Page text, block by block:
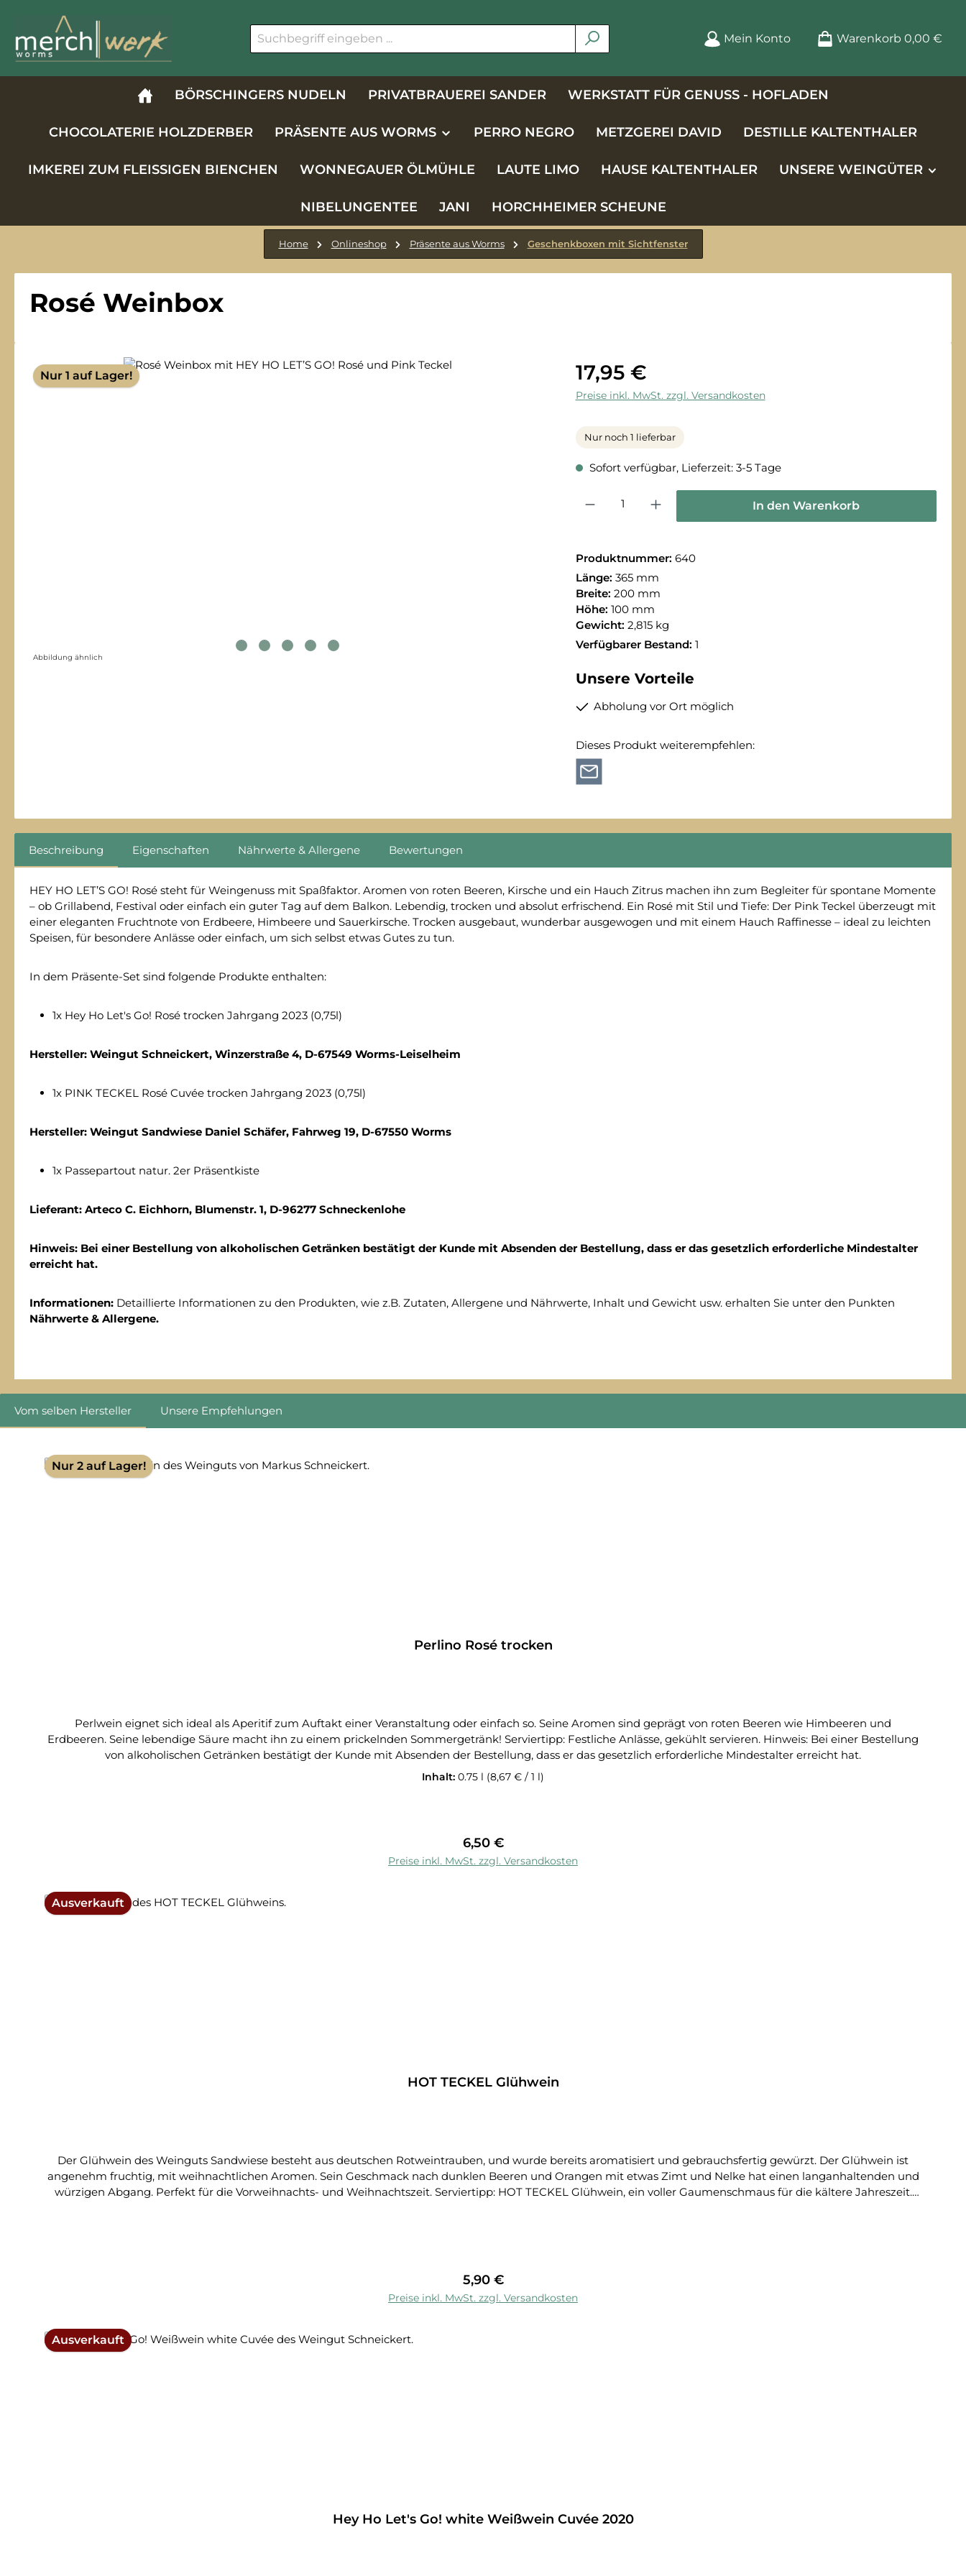
Hauptinhalt springen
Zur Suche springen
Zur Hauptnavigation springen
Mein Konto
Warenkorb 0,00 €
BÖRSCHINGERS NUDELN PRIVATBRAUEREI SANDER WERKSTATT FÜR GENUSS - HOFLADEN
CHOCOLATERIE HOLZDERBER PRÄSENTE AUS WORMS PERRO NEGRO METZGEREI DAVID DESTILLE KALTENTHALER
IMKEREI ZUM FLEISSIGEN BIENCHEN WONNEGAUER ÖLMÜHLE LAUTE LIMO HAUSE KALTENTHALER UNSERE WEINGÜTER
NIBELUNGENTEE JANI HORCHHEIMER SCHEUNE
Home Onlineshop Präsente aus Worms Geschenkboxen mit Sichtfenster
Rosé Weinbox
Bildergalerie überspringen
Nur 1 auf Lager!
Abbildung ähnlich
17,95 €
Preise inkl. MwSt. zzgl. Versandkosten
Nur noch 1 lieferbar
Sofort verfügbar, Lieferzeit: 3-5 Tage
In den Warenkorb
Produktnummer: 640
Länge: 365 mm
Breite: 200 mm
Höhe: 100 mm
Gewicht: 2,815 kg
Verfügbarer Bestand: 1
Unsere Vorteile
Abholung vor Ort möglich
Dieses Produkt weiterempfehlen:
Beschreibung Eigenschaften Nährwerte & Allergene Bewertungen
HEY HO LET’S GO! Rosé steht für Weingenuss mit Spaßfaktor. Aromen von roten Beeren, Kirsche und ein Hauch Zitrus machen ihn zum Begleiter für spontane Momente
– ob Grillabend, Festival oder einfach ein guter Tag auf dem Balkon. Lebendig, trocken und absolut erfrischend. Ein Rosé mit Stil und Tiefe: Der Pink Teckel überzeugt mit
einer eleganten Fruchtnote von Erdbeere, Himbeere und Sauerkirsche. Trocken ausgebaut, wunderbar ausgewogen und mit einem Hauch Raffinesse – ideal zu leichten
Speisen, für besondere Anlässe oder einfach, um sich selbst etwas Gutes zu tun.
In dem Präsente-Set sind folgende Produkte enthalten:
1x Hey Ho Let's Go! Rosé trocken Jahrgang 2023 (0,75l)
Hersteller: Weingut Schneickert, Winzerstraße 4, D-67549 Worms-Leiselheim
1x PINK TECKEL Rosé Cuvée trocken Jahrgang 2023 (0,75l)
Hersteller: Weingut Sandwiese Daniel Schäfer, Fahrweg 19, D-67550 Worms
1x Passepartout natur. 2er Präsentkiste
Lieferant: Arteco C. Eichhorn, Blumenstr. 1, D-96277 Schneckenlohe
Hinweis: Bei einer Bestellung von alkoholischen Getränken bestätigt der Kunde mit Absenden der Bestellung, dass er das gesetzlich erforderliche Mindestalter
erreicht hat.
Informationen: Detaillierte Informationen zu den Produkten, wie z.B. Zutaten, Allergene und Nährwerte, Inhalt und Gewicht usw. erhalten Sie unter den Punkten
Nährwerte & Allergene.
Vom selben Hersteller Unsere Empfehlungen
Nur 2 auf Lager!
Perlino Rosé trocken
Perlwein eignet sich ideal als Aperitif zum Auftakt einer Veranstaltung oder einfach so. Seine Aromen sind geprägt von roten Beeren wie Himbeeren und
Erdbeeren. Seine lebendige Säure macht ihn zu einem prickelnden Sommergetränk! Serviertipp: Festliche Anlässe, gekühlt servieren. Hinweis: Bei einer Bestellung
von alkoholischen Getränken bestätigt der Kunde mit Absenden der Bestellung, dass er das gesetzlich erforderliche Mindestalter erreicht hat.
Inhalt: 0.75 l (8,67 € / 1 l)
Regulärer Preis:
6,50 €
Preise inkl. MwSt. zzgl. Versandkosten
In den Warenkorb
Ausverkauft
HOT TECKEL Glühwein
Der Glühwein des Weinguts Sandwiese besteht aus deutschen Rotweintrauben, und wurde bereits aromatisiert und gebrauchsfertig gewürzt. Der Glühwein ist
angenehm fruchtig, mit weihnachtlichen Aromen. Sein Geschmack nach dunklen Beeren und Orangen mit etwas Zimt und Nelke hat einen langanhaltenden und
würzigen Abgang. Perfekt für die Vorweihnachts- und Weihnachtszeit. Serviertipp: HOT TECKEL Glühwein, ein voller Gaumenschmaus für die kältere Jahreszeit.
Regulärer Preis:
5,90 €
Preise inkl. MwSt. zzgl. Versandkosten
Ausverkauft
Hey Ho Let's Go! white Weißwein Cuvée 2020